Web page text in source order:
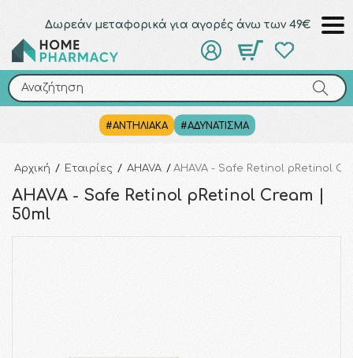
Δωρεάν μεταφορικά για αγορές άνω των 49€
Αναζήτηση
#ΑΝΤΗΛΙΑΚΑ #ΑΔΥΝΑΤΙΣΜΑ
Αναζήτηση
Αρχική / Εταιρίες / AHAVA / AHAVA - Safe Retinol pRetinol
AHAVA - Safe Retinol pRetinol Cream |
50ml